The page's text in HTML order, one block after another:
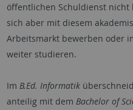
öffentlichen Schuldienst
sich aber mit diesem
Arbeitsmarkt bewerben oder
weiter studieren.
Im B.Ed. Informatik
anteilig mit dem Bachelor of